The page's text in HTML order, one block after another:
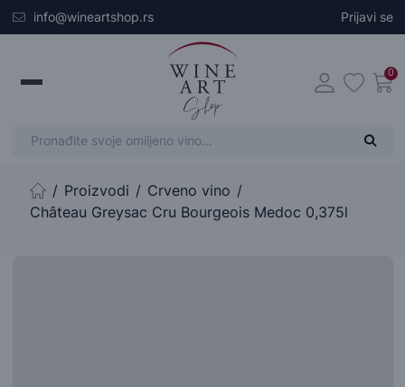
Skip to main content
info@wineartshop.rs Prijavi se
0
Početna stranica
Proizvodi
Crveno vino
Château Greysac Cru Bourgeois Medoc 0,375l